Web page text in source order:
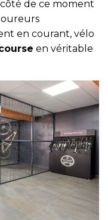
côté de ce moment
en courant, vélo
en véritable